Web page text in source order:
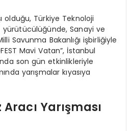
olduğu, Türkiye Teknoloji
yürütücülüğünde, Sanayi ve
Savunma Bakanlığı işbirliğiyle
Mavi Vatan”, İstanbul
son gün etkinlikleriyle
yarışmalar kıyasıya
Yarışması